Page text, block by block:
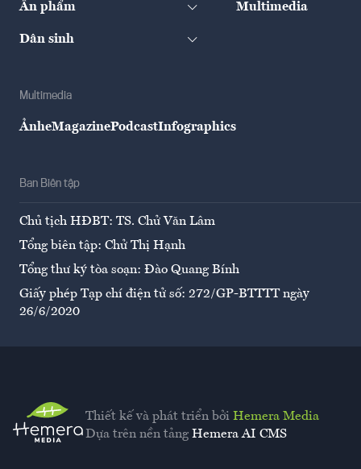
Ấn phẩm Multimedia
Dân sinh
Multimedia
ẢnheMagazinePodcastInfographics
Ban Biên tập
Chủ tịch HĐBT: TS. Chử Văn Lâm
Tổng biên tập: Chử Thị Hạnh
Tổng thư ký tòa soạn: Đào Quang Bính
Giấy phép Tạp chí điện tử số: 272/GP-BTTTT ngày
26/6/2020
Thiết kế và phát triển bởi Hemera Media
Dựa trên nền tảng Hemera AI CMS